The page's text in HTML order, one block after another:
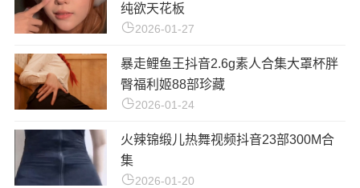
纯欲天花板
2026-01-27
暴走鲤鱼王抖音2.6g素人合集大罩杯胖
臀福利姬88部珍藏
2026-01-24
火辣锦缎儿热舞视频抖音23部300M合
集
2026-01-20